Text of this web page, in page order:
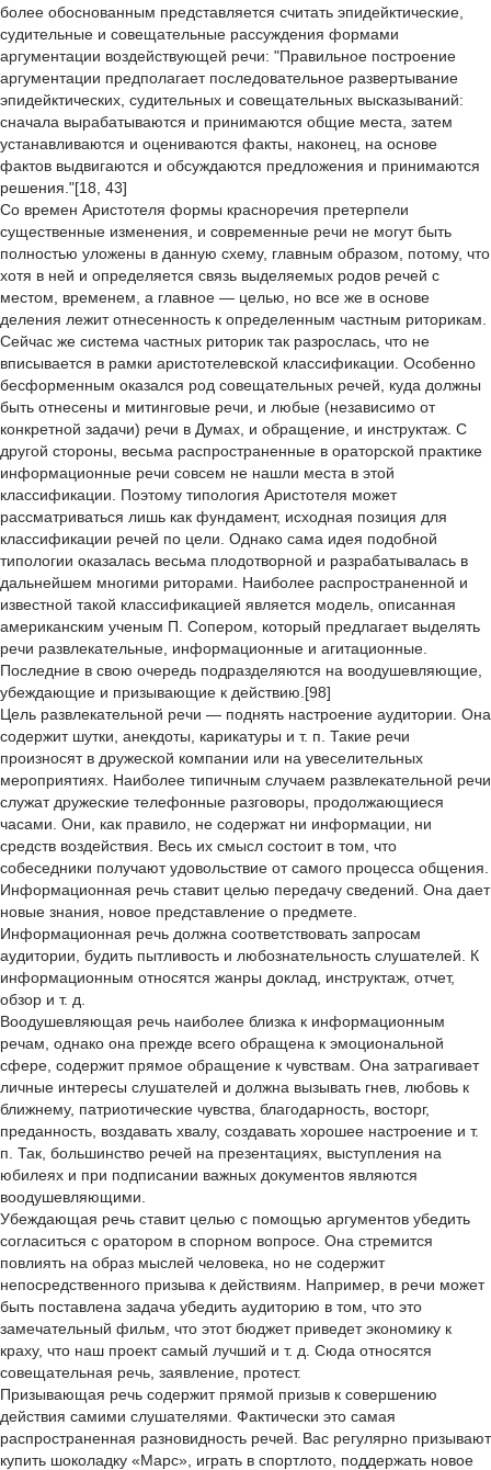
более обоснованным представляется считать эпидейктические,
судительные и совещательные рассуждения формами
аргументации воздействующей речи: "Правильное построение
аргументации предполагает последовательное развертывание
эпидейктических, судительных и совещательных высказываний:
сначала вырабатываются и принимаются общие места, затем
устанавливаются и оцениваются факты, наконец, на основе
фактов выдвигаются и обсуждаются предложения и принимаются
решения."[18, 43]
Со времен Аристотеля формы красноречия претерпели
существенные изменения, и современные речи не могут быть
полностью уложены в данную схему, главным образом, потому, что
хотя в ней и определяется связь выделяемых родов речей с
местом, временем, а главное — целью, но все же в основе
деления лежит отнесенность к определенным частным риторикам.
Сейчас же система частных риторик так разрослась, что не
вписывается в рамки аристотелевской классификации. Особенно
бесформенным оказался род совещательных речей, куда должны
быть отнесены и митинговые речи, и любые (независимо от
конкретной задачи) речи в Думах, и обращение, и инструктаж. С
другой стороны, весьма распространенные в ораторской практике
информационные речи совсем не нашли места в этой
классификации. Поэтому типология Аристотеля может
рассматриваться лишь как фундамент, исходная позиция для
классификации речей по цели. Однако сама идея подобной
типологии оказалась весьма плодотворной и разрабатывалась в
дальнейшем многими риторами. Наиболее распространенной и
известной такой классификацией является модель, описанная
американским ученым П. Сопером, который предлагает выделять
речи развлекательные, информационные и агитационные.
Последние в свою очередь подразделяются на воодушевляющие,
убеждающие и призывающие к действию.[98]
Цель развлекательной речи — поднять настроение аудитории. Она
содержит шутки, анекдоты, карикатуры и т. п. Такие речи
произносят в дружеской компании или на увеселительных
мероприятиях. Наиболее типичным случаем развлекательной речи
служат дружеские телефонные разговоры, продолжающиеся
часами. Они, как правило, не содержат ни информации, ни
средств воздействия. Весь их смысл состоит в том, что
собеседники получают удовольствие от самого процесса общения.
Информационная речь ставит целью передачу сведений. Она дает
новые знания, новое представление о предмете.
Информационная речь должна соответствовать запросам
аудитории, будить пытливость и любознательность слушателей. К
информационным относятся жанры доклад, инструктаж, отчет,
обзор и т. д.
Воодушевляющая речь наиболее близка к информационным
речам, однако она прежде всего обращена к эмоциональной
сфере, содержит прямое обращение к чувствам. Она затрагивает
личные интересы слушателей и должна вызывать гнев, любовь к
ближнему, патриотические чувства, благодарность, восторг,
преданность, воздавать хвалу, создавать хорошее настроение и т.
п. Так, большинство речей на презентациях, выступления на
юбилеях и при подписании важных документов являются
воодушевляющими.
Убеждающая речь ставит целью с помощью аргументов убедить
согласиться с оратором в спорном вопросе. Она стремится
повлиять на образ мыслей человека, но не содержит
непосредственного призыва к действиям. Например, в речи может
быть поставлена задача убедить аудиторию в том, что это
замечательный фильм, что этот бюджет приведет экономику к
краху, что наш проект самый лучший и т. д. Сюда относятся
совещательная речь, заявление, протест.
Призывающая речь содержит прямой призыв к совершению
действия самими слушателями. Фактически это самая
распространенная разновидность речей. Вас регулярно призывают
купить шоколадку «Марс», играть в спортлото, поддержать новое